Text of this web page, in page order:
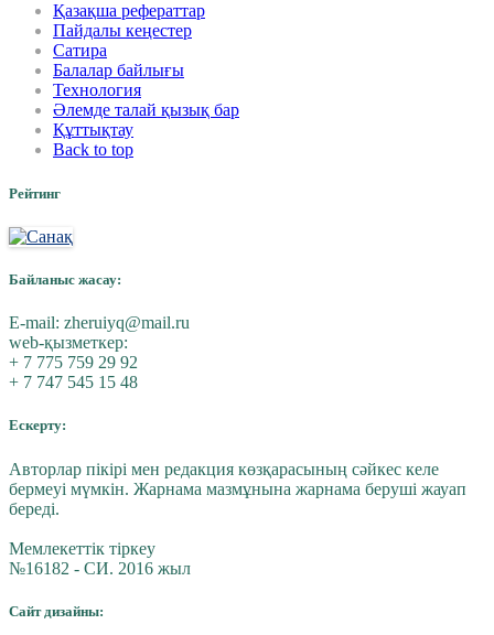
Қазақша рефераттар
Пайдалы кеңестер
Сатира
Балалар байлығы
Технология
Әлемде талай қызық бар
Құттықтау
Back to top
Рейтинг
Байланыс жасау:
E-mail: zheruiyq@mail.ru
web-қызметкер:
+ 7 775 759 29 92
+ 7 747 545 15 48
Ескерту:
Авторлар пікірі мен редакция көзқарасының сәйкес келе
бермеуі мүмкін. Жарнама мазмұнына жарнама беруші жауап
береді.
Мемлекеттік тіркеу
№16182 - СИ. 2016 жыл
Сайт дизайны: